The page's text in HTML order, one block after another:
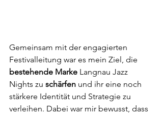
Gemeinsam mit der engagierten
Festivalleitung war es mein Ziel, die
bestehende Marke Langnau Jazz
Nights zu schärfen und ihr eine noch
stärkere Identität und Strategie zu
verleihen. Dabei war mir bewusst, dass